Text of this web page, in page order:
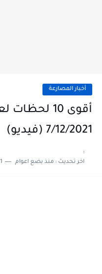
أخبار المصارعة
7/12/2021 (فيديو)
:
اخر تحديث :منذ بضع اعوام 1 دقائق للقراءة